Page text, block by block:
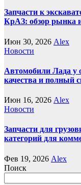
Запчасти к
КрАЗ: обзор рынка
Июн 30, 2026 Alex
Новости
Автомобили Лада у
качества и полный
Июн 16, 2026 Alex
Новости
Запчасти для
категорий для
Фев 19, 2026 Alex
Поиск